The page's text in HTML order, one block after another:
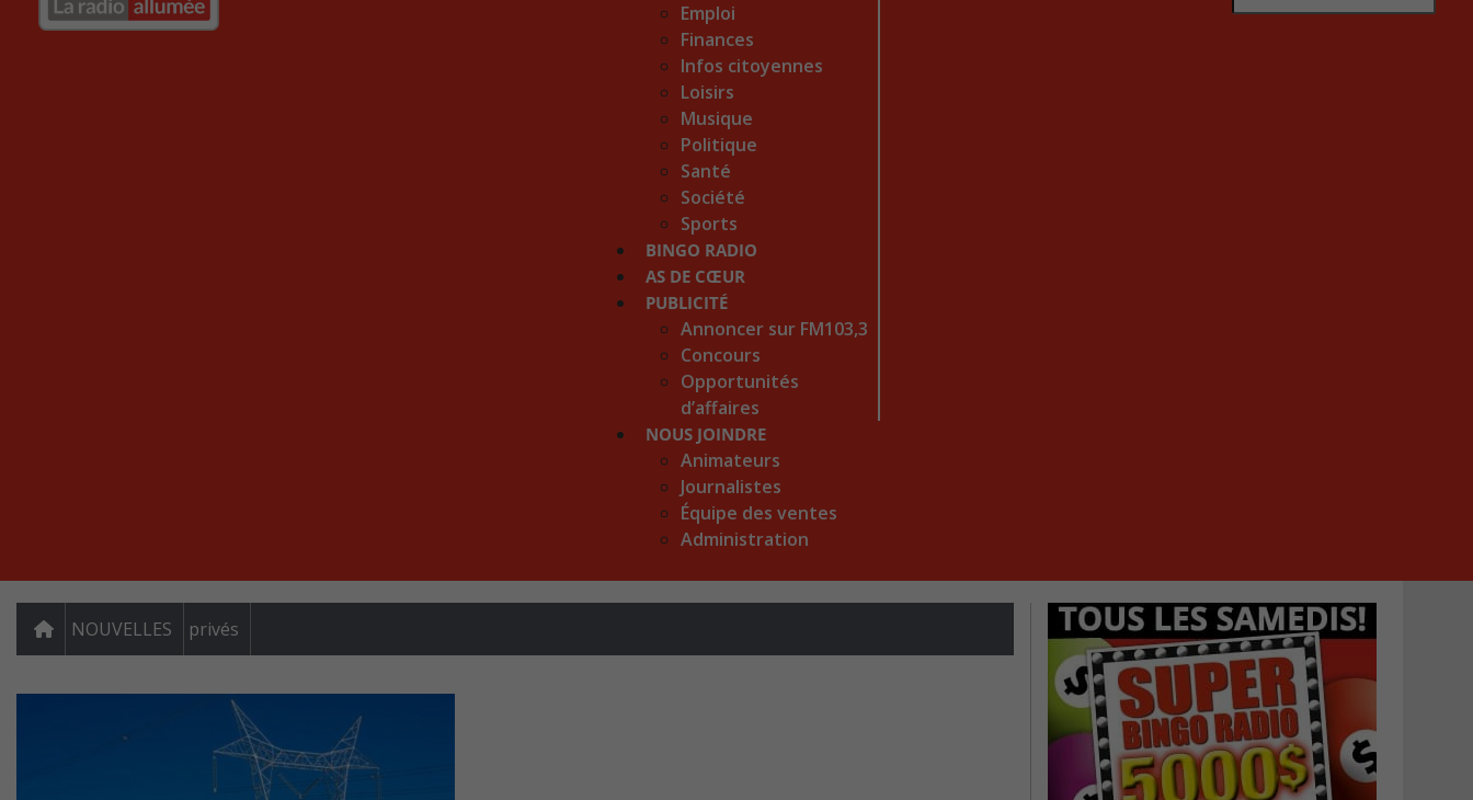
Emploi
Finances
Infos citoyennes
Loisirs
Musique
Politique
Santé
Société
Sports
BINGO RADIO
AS DE CŒUR
PUBLICITÉ
Annoncer sur FM103,3
Concours
Opportunités
d’affaires
NOUS JOINDRE
Animateurs
Journalistes
Équipe des ventes
Administration
NOUVELLES privés